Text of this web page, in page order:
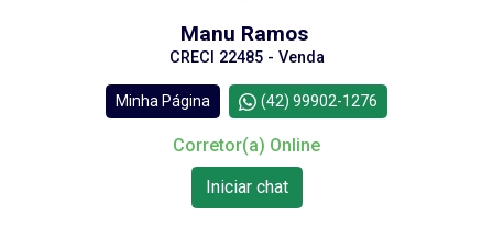
Manu Ramos
CRECI 22485 - Venda
Minha Página (42) 99902-1276
Corretor(a) Online
Iniciar chat